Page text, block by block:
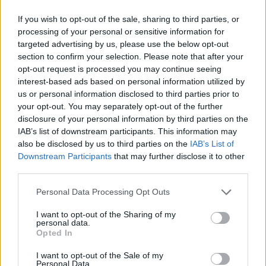
If you wish to opt-out of the sale, sharing to third parties, or
processing of your personal or sensitive information for
targeted advertising by us, please use the below opt-out
section to confirm your selection. Please note that after your
opt-out request is processed you may continue seeing
interest-based ads based on personal information utilized by
us or personal information disclosed to third parties prior to
your opt-out. You may separately opt-out of the further
disclosure of your personal information by third parties on the
IAB’s list of downstream participants. This information may
also be disclosed by us to third parties on the IAB’s List of
Downstream Participants that may further disclose it to other
Personal Data Processing Opt Outs
I want to opt-out of the Sharing of my
personal data.
Opted In
I want to opt-out of the Sale of my
Personal Data.
Πριν 11 ημέρες
Νέο σχολικό συγκρότημα ζητά η ΕΛΜΕ για το
Μουσικό Σχολείο